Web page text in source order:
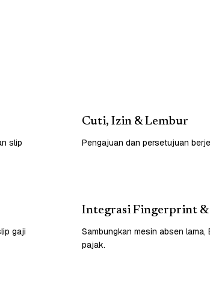
slip
Cuti, Izin & Lembur
Pengajuan dan persetujuan
gaji
Integrasi Fingerprint &
Sambungkan mesin absen lama,
pajak.